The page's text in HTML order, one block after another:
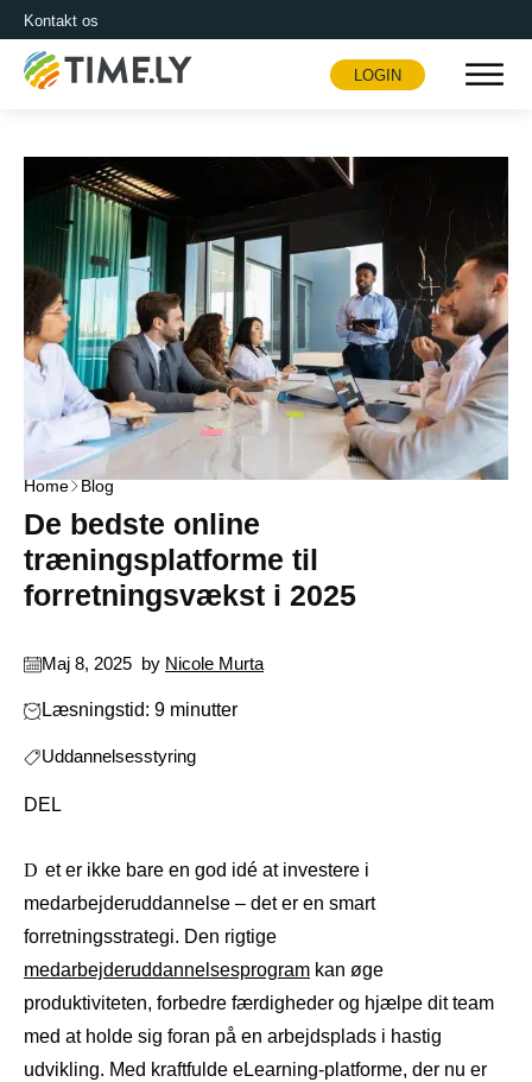
Kontakt os
Timely
LOGIN
Home Blog
De bedste online
træningsplatforme til
forretningsvækst i 2025
Maj 8, 2025 by Nicole Murta
Læsningstid: 9 minutter
Uddannelsesstyring
DEL
Det er ikke bare en god idé at investere i
medarbejderuddannelse – det er en smart
forretningsstrategi. Den rigtige
medarbejderuddannelsesprogram kan øge
produktiviteten, forbedre færdigheder og hjælpe dit team
med at holde sig foran på en arbejdsplads i hastig
udvikling. Med kraftfulde eLearning-platforme, der nu er